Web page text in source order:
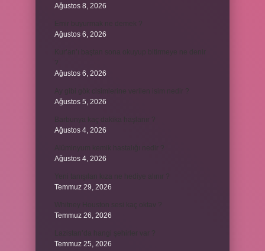
Ağustos 8, 2026
Ağustos 6, 2026
Ağustos 6, 2026
Ağustos 5, 2026
Ağustos 4, 2026
Ağustos 4, 2026
Temmuz 29, 2026
Temmuz 26, 2026
Temmuz 25, 2026